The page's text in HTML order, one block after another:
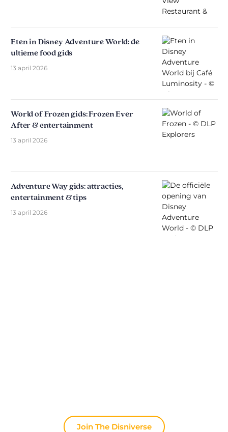
Eten in Disney Adventure World: de
ultieme food gids
13 april 2026
World of Frozen gids: Frozen Ever
After & entertainment
13 april 2026
Adventure Way gids: attracties,
entertainment & tips
13 april 2026
Join The Disniverse